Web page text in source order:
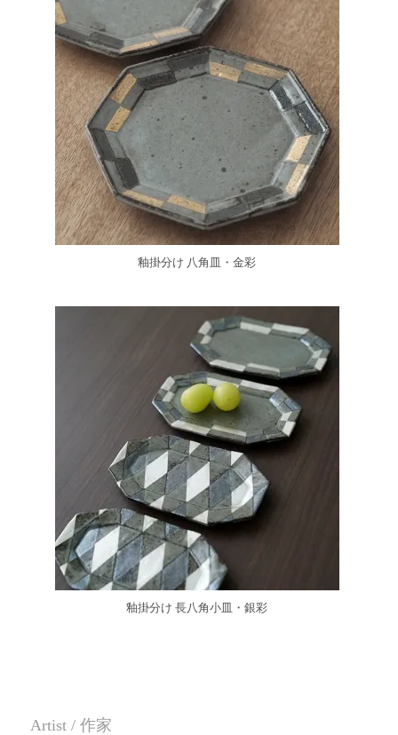
釉掛分け 八角皿・金彩
釉掛分け 長八角小皿・銀彩
Artist / 作家